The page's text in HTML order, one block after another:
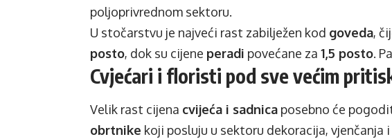
poljoprivrednom sektoru.
U stočarstvu je najveći rast zabilježen kod goveda,
posto, dok su cijene peradi povećane za 1,5 posto.
Cvjećari i floristi pod sve većim
Velik rast cijena cvijeća i sadnica posebno će
obrtnike koji posluju u sektoru dekoracija, vjenčanja